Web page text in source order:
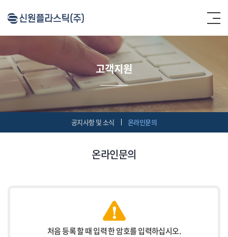
고객지원
공지사항 및 소식 온라인문의
온라인문의
처음 등록 할 때 입력 한 암호를 입력하십시오.